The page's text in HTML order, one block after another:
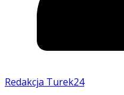
Redakcja Turek24